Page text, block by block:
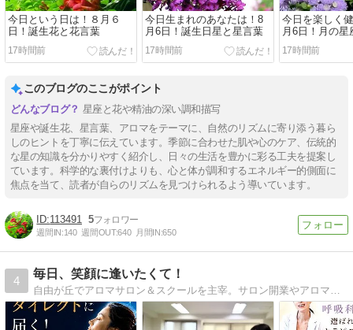
今日という日は！８月６
日！誕生花と花言葉
17時間前
今日生まれのあなたは！8
月6日！誕生日星と星言葉
17時間前
今日を楽しく
月6日！月の星
活用ライフ
17時間前
このブログのここがポイント
星座と花や精油の深い調和描写
星座や誕生花、星言葉、アロマをテーマに、自然のリズムに寄り添う暮ら
しのヒントを丁寧に伝えています。季節に合わせた肌や心のケア、伝統的
な星の知識を分かりやすく紹介し、日々の生活を豊かに彩る工夫を提案し
ています。科学的な裏付けよりも、心と体が調和するエネルギー的側面に
焦点を当て、読者が自らのリズムを見つけられるよう導いています。
113491 5
週間IN:140 週間OUT:640 月間IN:650
4
毎日、笑顔に逢いたくて！
自由が丘でアロマサロン＆スクールを主宰。サロン開業やアロマの進化系メソッド「エフェクティブタッチ」を指導するオザティ日記